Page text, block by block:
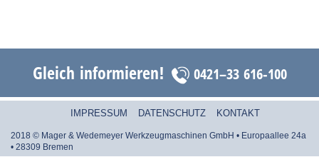
Gleich informieren! 0421–33 616-100
IMPRESSUM DATENSCHUTZ KONTAKT
2018 © Mager & Wedemeyer Werkzeugmaschinen GmbH • Europaallee 24a
• 28309 Bremen